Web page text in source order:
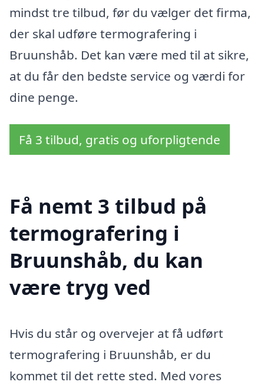
mindst tre tilbud, før du vælger det firma,
der skal udføre termografering i
Bruunshåb. Det kan være med til at sikre,
at du får den bedste service og værdi for
dine penge.
Få 3 tilbud, gratis og uforpligtende
Få nemt 3 tilbud på
termografering i
Bruunshåb, du kan
være tryg ved
Hvis du står og overvejer at få udført
termografering i Bruunshåb, er du
kommet til det rette sted. Med vores